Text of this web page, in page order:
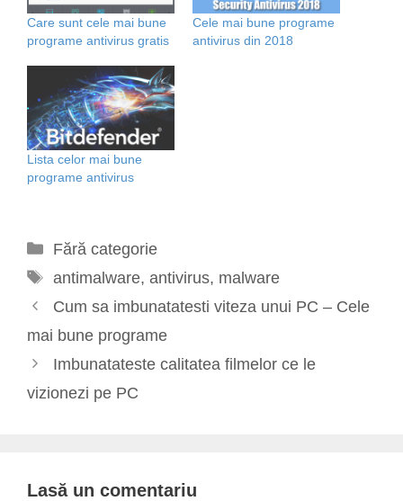
Care sunt cele mai bune
programe antivirus gratis
Cele mai bune programe
antivirus din 2018
Lista celor mai bune
programe antivirus
Categorii
Fără categorie
Etichete
antimalware, antivirus, malware
Cum sa imbunatatesti viteza unui PC – Cele
mai bune programe
Imbunatateste calitatea filmelor ce le
vizionezi pe PC
Lasă un comentariu